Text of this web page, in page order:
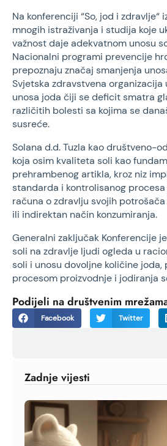
Na konferenciji “So, jod i zdravlje“
mnogih istraživanja i studija koje
važnost daje adekvatnom unosu
Nacionalni programi prevencije
prepoznaju značaj smanjenja
Svjetska zdravstvena organizacija
unosa joda čiji se deficit smatra
različitih bolesti sa kojima se
susreće.
Solana d.d. Tuzla kao društveno-
koja osim kvaliteta soli kao
prehrambenog artikla, kroz niz
standarda i kontrolisanog
računa o zdravlju svojih
ili indirektan način konzumiranja.
Generalni zaključak Konferencije
soli na zdravlje ljudi ogleda u
soli i unosu dovoljne količine
procesom proizvodnje i jodiranja
Podijeli na društvenim
Facebook Twitter
Search
Zadnje vijesti